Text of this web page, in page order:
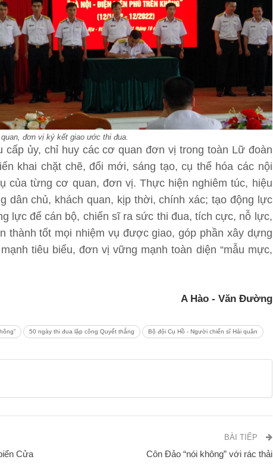
đơn vị ký kết giao ước thi đua.
cấp ủy, chỉ huy các cơ quan đơn vị trong toàn Lữ đoàn
khai chặt chẽ, đổi mới, sáng tạo, cụ thể hóa các nội
của từng cơ quan, đơn vị. Thực hiện nghiêm túc, hiệu
dân chủ, khách quan, kịp thời, chính xác; tạo động lực
lực để cán bộ, chiến sĩ ra sức thi đua, tích cực, nỗ lực,
thành tốt mọi nhiệm vụ được giao, góp phần xây dựng
tiêu biểu, đơn vị vững mạnh toàn diện “mẫu mực,
A Hào - Văn Đường
50 ngày thi đua lập công Quyết thắng Bộ đội Cụ Hồ - Người chiến sĩ Hải quân
Cửa
BÀI TIẾP
Côn Đảo “nói không” với rác thải